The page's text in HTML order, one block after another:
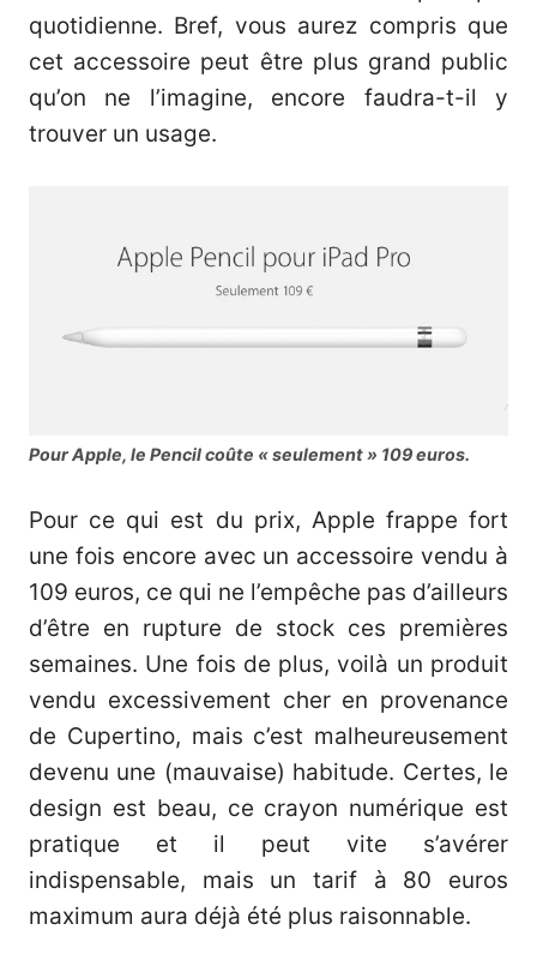
quotidienne. Bref, vous aurez compris que
cet accessoire peut être plus grand public
qu’on ne l’imagine, encore faudra-t-il y
trouver un usage.
Pour Apple, le Pencil coûte « seulement » 109 euros.
Pour ce qui est du prix, Apple frappe fort
une fois encore avec un accessoire vendu à
109 euros, ce qui ne l’empêche pas d’ailleurs
d’être en rupture de stock ces premières
semaines. Une fois de plus, voilà un produit
vendu excessivement cher en provenance
de Cupertino, mais c’est malheureusement
devenu une (mauvaise) habitude. Certes, le
design est beau, ce crayon numérique est
pratique et il peut vite s’avérer
indispensable, mais un tarif à 80 euros
maximum aura déjà été plus raisonnable.